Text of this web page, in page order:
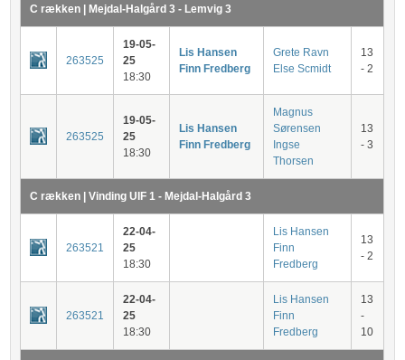
C rækken | Mejdal-Halgård 3 - Lemvig 3
263525
19-05-
25
18:30
Lis Hansen
Finn Fredberg
Grete Ravn
Else Scmidt
13
- 2
263525
19-05-
25
18:30
Lis Hansen
Finn Fredberg
Magnus
Sørensen
Ingse
Thorsen
13
- 3
C rækken | Vinding UIF 1 - Mejdal-Halgård 3
263521
22-04-
25
18:30
Lis Hansen
Finn
Fredberg
13
- 2
263521
22-04-
25
18:30
Lis Hansen
Finn
Fredberg
13
-
10